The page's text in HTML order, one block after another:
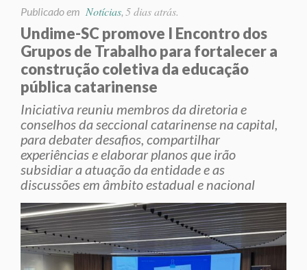
Publicado em Notícias, 5 dias atrás.
Undime-SC promove I Encontro dos
Grupos de Trabalho para fortalecer a
construção coletiva da educação
pública catarinense
Iniciativa reuniu membros da diretoria e
conselhos da seccional catarinense na capital,
para debater desafios, compartilhar
experiências e elaborar planos que irão
subsidiar a atuação da entidade e as
discussões em âmbito estadual e nacional